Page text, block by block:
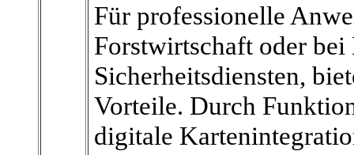
Für professionelle
Forstwirtschaft oder
Sicherheitsdiensten,
Vorteile. Durch
digitale